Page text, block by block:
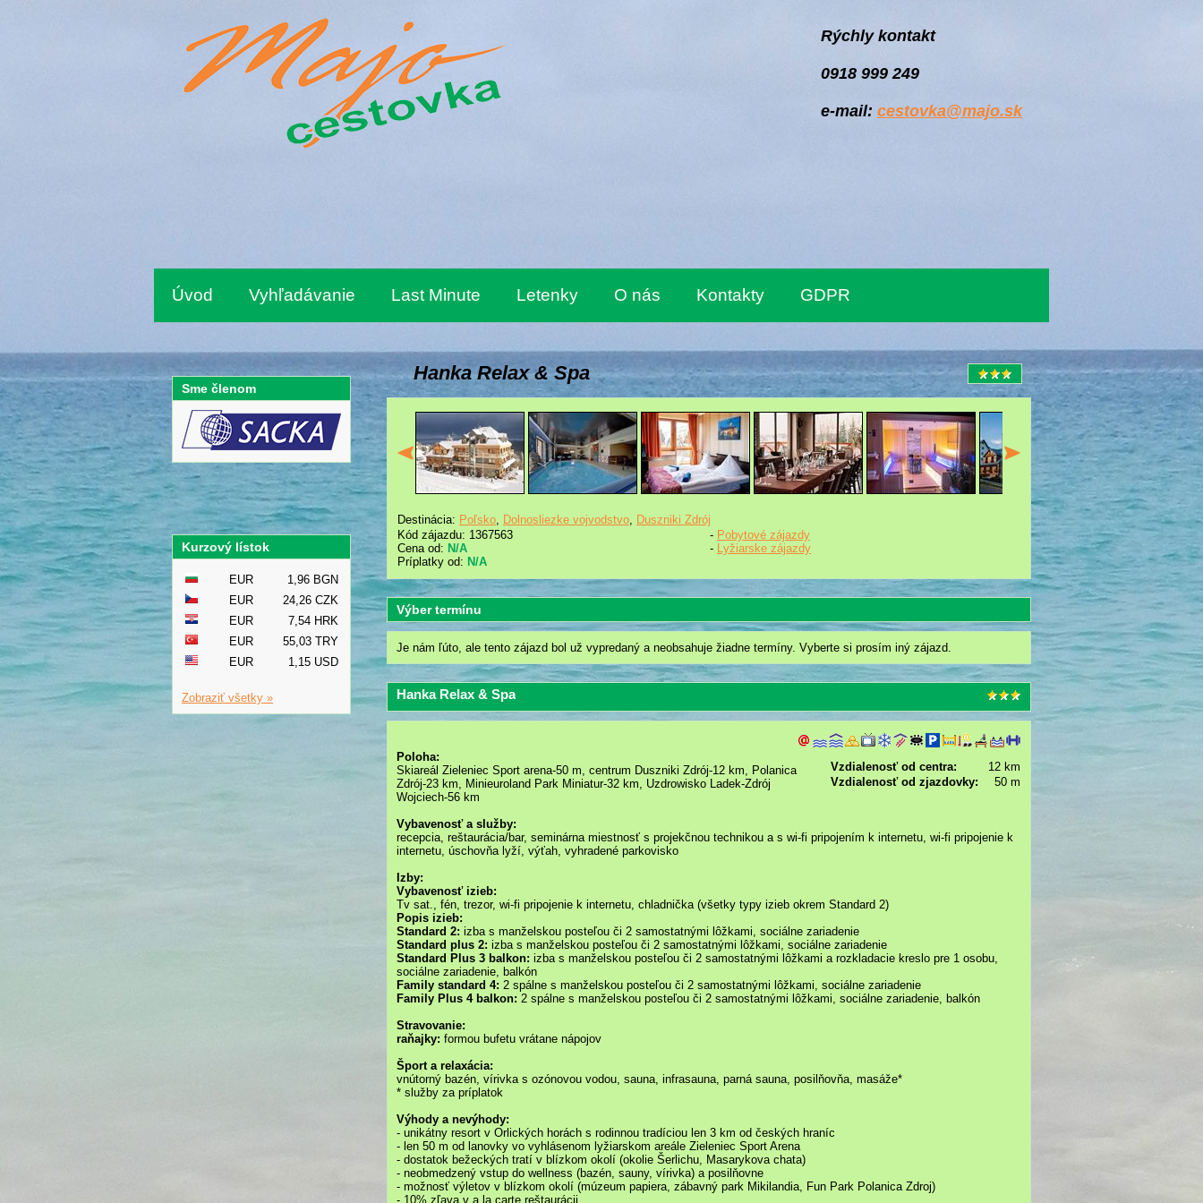
Rýchly kontakt
0918 999 249
e-mail: cestovka@majo.sk
Úvod Vyhľadávanie Last Minute Letenky O nás Kontakty GDPR
Hanka Relax & Spa
Destinácia: Poľsko, Dolnosliezke vojvodstvo, Duszniki Zdrój
Kód zájazdu: 1367563
Cena od: N/A
Príplatky od: N/A
- Pobytové zájazdy
- Lyžiarske zájazdy
Výber termínu
Je nám ľúto, ale tento zájazd bol už vypredaný a neobsahuje žiadne termíny. Vyberte si prosím iný zájazd.
Hanka Relax & Spa
Vzdialenosť od centra:
12 km
Vzdialenosť od zjazdovky:
50 m
Poloha:
Skiareál Zieleniec Sport arena-50 m, centrum Duszniki Zdrój-12 km, Polanica
Zdrój-23 km, Minieuroland Park Miniatur-32 km, Uzdrowisko Ladek-Zdrój
Wojciech-56 km
Vybavenosť a služby:
recepcia, reštaurácia/bar, seminárna miestnosť s projekčnou technikou a s wi-fi pripojením k internetu, wi-fi pripojenie k
internetu, úschovňa lyží, výťah, vyhradené parkovisko
Izby:
Vybavenosť izieb:
Tv sat., fén, trezor, wi-fi pripojenie k internetu, chladnička (všetky typy izieb okrem Standard 2)
Popis izieb:
Standard 2: izba s manželskou posteľou či 2 samostatnými lôžkami, sociálne zariadenie
Standard plus 2: izba s manželskou posteľou či 2 samostatnými lôžkami, sociálne zariadenie
Standard Plus 3 balkon: izba s manželskou posteľou či 2 samostatnými lôžkami a rozkladacie kreslo pre 1 osobu,
sociálne zariadenie, balkón
Family standard 4: 2 spálne s manželskou posteľou či 2 samostatnými lôžkami, sociálne zariadenie
Family Plus 4 balkon: 2 spálne s manželskou posteľou či 2 samostatnými lôžkami, sociálne zariadenie, balkón
Stravovanie:
raňajky: formou bufetu vrátane nápojov
Šport a relaxácia:
vnútorný bazén, vírivka s ozónovou vodou, sauna, infrasauna, parná sauna, posilňovňa, masáže*
* služby za príplatok
Výhody a nevýhody:
- unikátny resort v Orlických horách s rodinnou tradíciou len 3 km od českých hraníc
- len 50 m od lanovky vo vyhlásenom lyžiarskom areále Zieleniec Sport Arena
- dostatok bežeckých tratí v blízkom okolí (okolie Šerlichu, Masarykova chata)
- neobmedzený vstup do wellness (bazén, sauny, vírivka) a posilňovne
- možnosť výletov v blízkom okolí (múzeum papiera, zábavný park Mikilandia, Fun Park Polanica Zdroj)
- 10% zľava v a la carte reštaurácii
Sme členom
Kurzový lístok
EUR
1,96 BGN
EUR
24,26 CZK
EUR
7,54 HRK
EUR
55,03 TRY
EUR
1,15 USD
Zobraziť všetky »